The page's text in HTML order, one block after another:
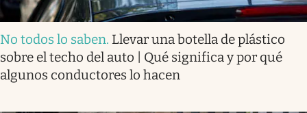
No todos lo saben. Llevar una botella de plástico
sobre el techo del auto | Qué significa y por qué
algunos conductores lo hacen